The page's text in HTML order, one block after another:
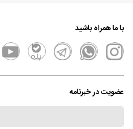
با ما همراه باشید
عضویت در خبرنامه